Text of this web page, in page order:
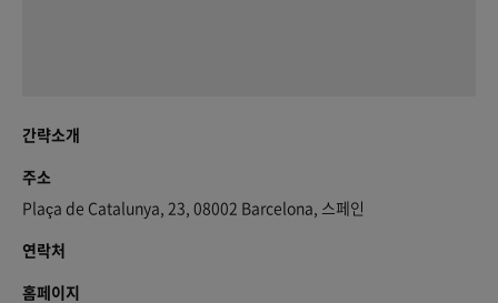
간략소개
주소
Plaça de Catalunya, 23, 08002 Barcelona, 스페인
연락처
홈페이지